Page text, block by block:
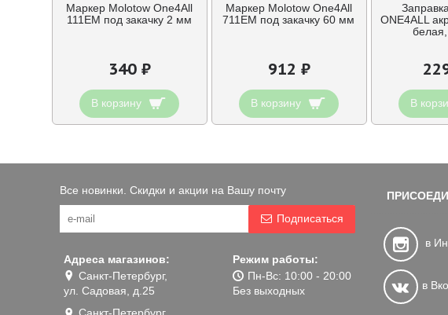
Маркер Molotow One4All
111EM под закачку 2 мм
340 ₽
В корзину
Маркер Molotow One4All
711EM под закачку 60 мм
912 ₽
В корзину
ONE4ALL
В
Все новинки. Скидки и акции на Вашу почту
Подписаться
Адреса магазинов:
Санкт-Петербург,
ул. Садовая, д.25
Режим работы:
Пн-Вс: 10:00 - 20:00
Без выходных
в
в